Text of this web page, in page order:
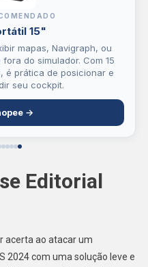
15"
mapas, Navigraph, ou
do simulador. Com 15
é prática de posicionar e
seu cockpit.
→
Editorial
acerta ao atacar um
2024 com uma solução leve e